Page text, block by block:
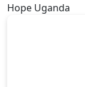
Hope Uganda